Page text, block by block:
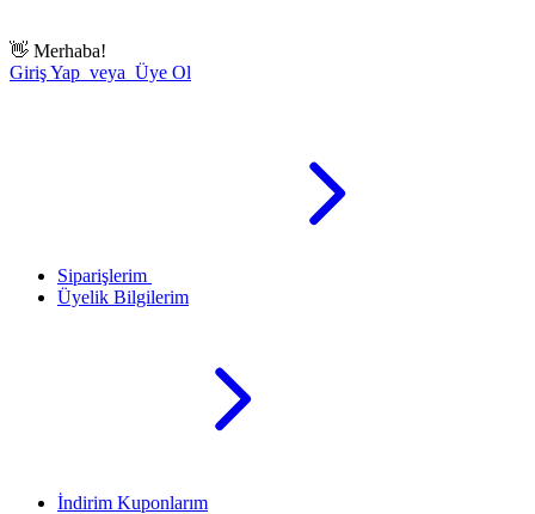
👋 Merhaba!
Giriş Yap veya Üye Ol
Siparişlerim
Üyelik Bilgilerim
İndirim Kuponlarım